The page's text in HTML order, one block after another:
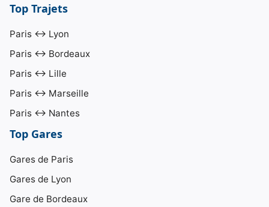
Top Trajets
Paris ↔ Lyon
Paris ↔ Bordeaux
Paris ↔ Lille
Paris ↔ Marseille
Paris ↔ Nantes
Top Gares
Gares de Paris
Gares de Lyon
Gare de Bordeaux